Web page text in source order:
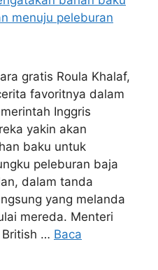
gratis Roula Khalaf,
favoritnya dalam
Inggris
yakin akan
baku untuk
peleburan baja
dalam tanda
yang melanda
mereda. Menteri
… Baca